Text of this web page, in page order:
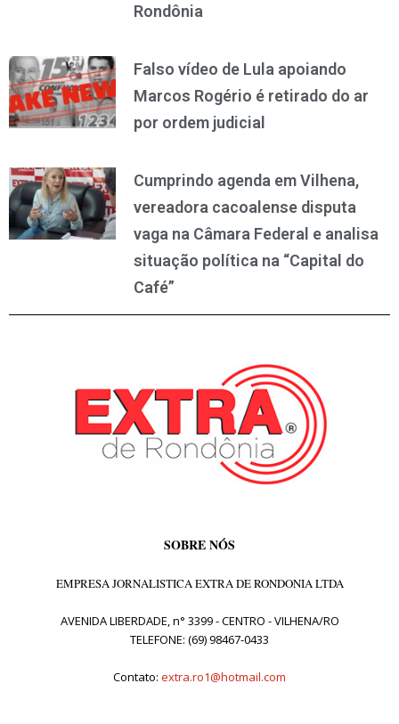
Rondônia
Falso vídeo de Lula apoiando
Marcos Rogério é retirado do ar
por ordem judicial
Cumprindo agenda em Vilhena,
vereadora cacoalense disputa
vaga na Câmara Federal e analisa
situação política na “Capital do
Café”
SOBRE NÓS
EMPRESA JORNALISTICA EXTRA DE RONDONIA LTDA
AVENIDA LIBERDADE, n° 3399 - CENTRO - VILHENA/RO
TELEFONE: (69) 98467-0433
Contato: extra.ro1@hotmail.com